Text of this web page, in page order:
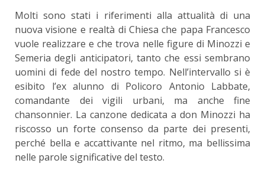
Molti sono stati i riferimenti alla attualità di una
nuova visione e realtà di Chiesa che papa Francesco
vuole realizzare e che trova nelle figure di Minozzi e
Semeria degli anticipatori, tanto che essi sembrano
uomini di fede del nostro tempo. Nell’intervallo si è
esibito l’ex alunno di Policoro Antonio Labbate,
comandante dei vigili urbani, ma anche fine
chansonnier. La canzone dedicata a don Minozzi ha
riscosso un forte consenso da parte dei presenti,
perché bella e accattivante nel ritmo, ma bellissima
nelle parole significative del testo.